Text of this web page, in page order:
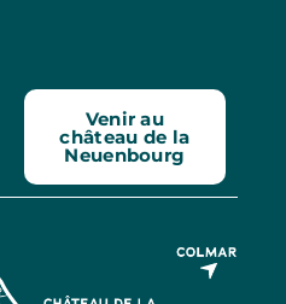
Venir au
château de la
Neuenbourg